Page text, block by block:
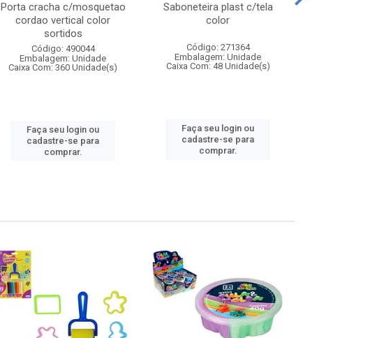
Porta cracha c/mosquetao
cordao vertical color
sortidos
Código: 490044
Embalagem: Unidade
Caixa Com: 360 Unidade(s)
Faça seu login ou
cadastre-se para
comprar.
Saboneteira plast c/tela
color
Código: 271364
Embalagem: Unidade
Caixa Com: 48 Unidade(s)
Faça seu login ou
cadastre-se para
comprar.